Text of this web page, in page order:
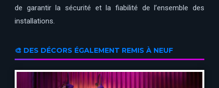
de garantir la sécurité et la fiabilité de l’ensemble des
installations.
🎨 DES DÉCORS ÉGALEMENT REMIS À NEUF